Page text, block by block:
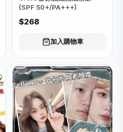
(SPF 50+/PA+++)
$268
加入購物車